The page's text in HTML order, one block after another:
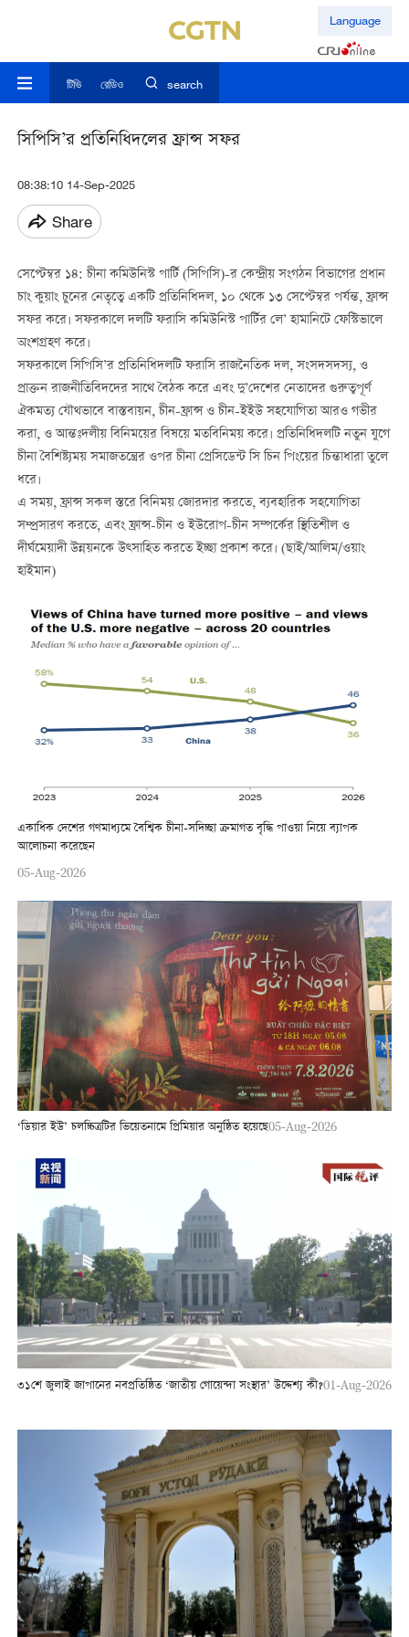
Language
টিভি রেডিও search
সিপিসি’র প্রতিনিধিদলের ফ্রান্স সফর
08:38:10 14-Sep-2025
Share
সেপ্টেম্বর ১৪: চীনা কমিউনিস্ট পার্টি (সিপিসি)-র কেন্দ্রীয় সংগঠন বিভাগের প্রধান
চাং কুয়াং চুনের নেতৃত্বে একটি প্রতিনিধিদল, ১০ থেকে ১৩ সেপ্টেম্বর পর্যন্ত, ফ্রান্স
সফর করে। সফরকালে দলটি ফরাসি কমিউনিস্ট পার্টির লে’ হামানিটে ফেস্টিভালে
অংশগ্রহণ করে।
সফরকালে সিপিসি’র প্রতিনিধিদলটি ফরাসি রাজনৈতিক দল, সংসদসদস্য, ও
প্রাক্তন রাজনীতিবিদদের সাথে বৈঠক করে এবং দু’দেশের নেতাদের গুরুত্বপূর্ণ
ঐকমত্য যৌথভাবে বাস্তবায়ন, চীন-ফ্রান্স ও চীন-ইইউ সহযোগিতা আরও গভীর
করা, ও আন্তঃদলীয় বিনিময়ের বিষয়ে মতবিনিময় করে। প্রতিনিধিদলটি নতুন যুগে
চীনা বৈশিষ্ট্যময় সমাজতন্ত্রের ওপর চীনা প্রেসিডেন্ট সি চিন পিংয়ের চিন্তাধারা তুলে
ধরে।
এ সময়, ফ্রান্স সকল স্তরে বিনিময় জোরদার করতে, ব্যবহারিক সহযোগিতা
সম্প্রসারণ করতে, এবং ফ্রান্স-চীন ও ইউরোপ-চীন সম্পর্কের স্থিতিশীল ও
দীর্ঘমেয়াদী উন্নয়নকে উত্সাহিত করতে ইচ্ছা প্রকাশ করে। (ছাই/আলিম/ওয়াং
হাইমান)
একাধিক দেশের গণমাধ্যমে বৈশ্বিক চীনা-সদিচ্ছা ক্রমাগত বৃদ্ধি পাওয়া নিয়ে ব্যাপক
আলোচনা করেছেন
05-Aug-2026
‘ডিয়ার ইউ’ চলচ্চিত্রটির ভিয়েতনামে প্রিমিয়ার অনুষ্ঠিত হয়েছে05-Aug-2026
৩১শে জুলাই জাপানের নবপ্রতিষ্ঠিত ‘জাতীয় গোয়েন্দা সংস্থার’ উদ্দেশ্য কী?01-Aug-2026